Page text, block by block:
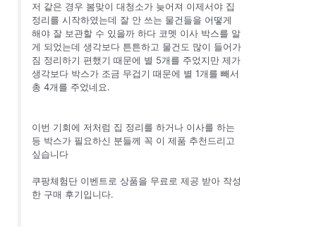
저 같은 경우 봄맞이 대청소가 늦어져 이제서야 집
정리를 시작하였는데 잘 안 쓰는 물건들을 어떻게
해야 잘 보관할 수 있을까 하다 코멧 이사 박스를 알
게 되었는데 생각보다 튼튼하고 물건도 많이 들어가
짐 정리하기 편했기 때문에 별 5개를 주었지만 제가
생각보다 박스가 조금 무겁기 때문에 별 1개를 빼서
총 4개를 주었네요.
이번 기회에 저처럼 집 정리를 하거나 이사를 하는
등 박스가 필요하신 분들께 꼭 이 제품 추천드리고
싶습니다
쿠팡체험단 이벤트로 상품을 무료로 제공 받아 작성
한 구매 후기입니다.